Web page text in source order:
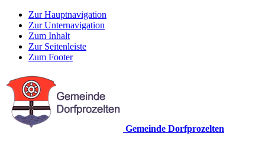
Zur Hauptnavigation
Zur Unternavigation
Zum Inhalt
Zur Seitenleiste
Zum Footer
Gemeinde Dorfprozelten